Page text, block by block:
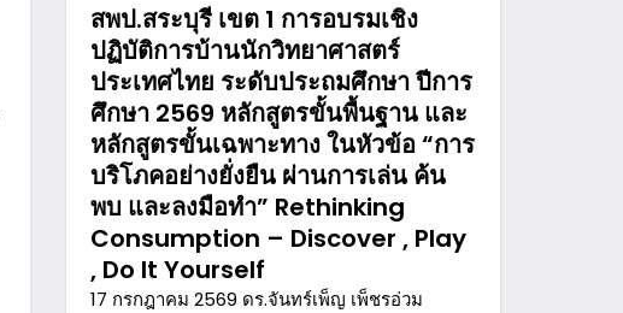
สพป.สระบุรี เขต 1 การอบรมเชิง
ปฏิบัติการบ้านนักวิทยาศาสตร์
ประเทศไทย ระดับประถมศึกษา ปีการ
ศึกษา 2569 หลักสูตรขั้นพื้นฐาน และ
หลักสูตรขั้นเฉพาะทาง ในหัวข้อ “การ
บริโภคอย่างยั่งยืน ผ่านการเล่น ค้น
พบ และลงมือทำ” Rethinking
Consumption – Discover , Play
, Do It Yourself
17 กรกฎาคม 2569 ดร.จันทร์เพ็ญ เพ็ชรอ่วม